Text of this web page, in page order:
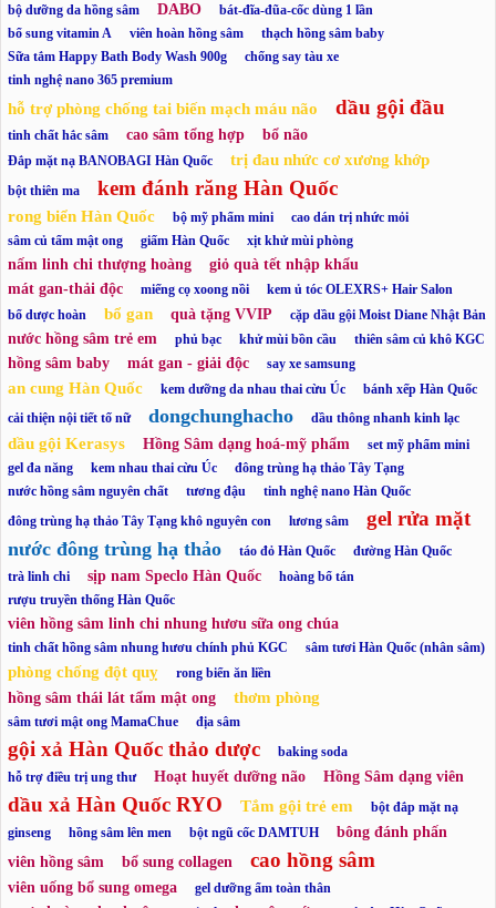
bộ dưỡng da hồng sâm DABO
bát-đĩa-đũa-cốc dùng 1 lần
bổ sung vitamin A
viên hoàn hồng sâm
thạch hồng sâm baby
Sữa tắm Happy Bath Body Wash 900g
chống say tàu xe
tinh nghệ nano 365 premium
hỗ trợ phòng chống tai biến mạch máu não dầu gội đầu
tinh chất hắc sâm cao sâm tổng hợp bổ não
Đắp mặt nạ BANOBAGI Hàn Quốc trị đau nhức cơ xương khớp
bột thiên ma kem đánh răng Hàn Quốc
rong biển Hàn Quốc bộ mỹ phẩm mini
cao dán trị nhức mỏi
sâm củ tẩm mật ong
giấm Hàn Quốc xịt khử mùi phòng
nấm linh chi thượng hoàng
giỏ quà tết nhập khẩu
mát gan-thải độc
miếng cọ xoong nồi
kem ủ tóc OLEXRS+ Hair Salon
bổ dược hoàn
bổ gan quà tặng VVIP cặp dầu gội Moist Diane Nhật Bản
nước hồng sâm trẻ em phủ bạc khử mùi bồn cầu thiên sâm củ khô KGC
hồng sâm baby mát gan - giải độc say xe samsung
an cung Hàn Quốc kem dưỡng da nhau thai cừu Úc
bánh xếp Hàn Quốc
cải thiện nội tiết tố nữ
dongchunghacho dầu thông nhanh kinh lạc
dầu gội Kerasys Hồng Sâm dạng hoá-mỹ phẩm
set mỹ phẩm mini
gel đa năng
kem nhau thai cừu Úc
đông trùng hạ thảo Tây Tạng
nước hồng sâm nguyên chất
tương đậu
tinh nghệ nano Hàn Quốc
đông trùng hạ thảo Tây Tạng khô nguyên con
lương sâm gel rửa mặt
nước đông trùng hạ thảo táo đỏ Hàn Quốc
đường Hàn Quốc
trà linh chi
sịp nam Speclo Hàn Quốc
hoàng bổ tán
rượu truyền thống Hàn Quốc
viên hồng sâm linh chi nhung hươu sữa ong chúa
tinh chất hồng sâm nhung hươu chính phủ KGC sâm tươi Hàn Quốc (nhân sâm)
phòng chống đột quỵ rong biển ăn liền
hồng sâm thái lát tẩm mật ong thơm phòng
sâm tươi mật ong MamaChue địa sâm
gội xả Hàn Quốc thảo dược
baking soda
hỗ trợ điều trị ung thư
Hoạt huyết dưỡng não Hồng Sâm dạng viên
dầu xả Hàn Quốc RYO Tắm gội trẻ em
bột đắp mặt nạ
ginseng
hồng sâm lên men bột ngũ cốc DAMTUH
bông đánh phấn
viên hồng sâm
bổ sung collagen cao hồng sâm
viên uống bổ sung omega gel dưỡng ẩm toàn thân